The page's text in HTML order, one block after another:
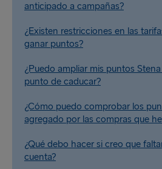
anticipado a campañas?
¿Existen restricciones en las
ganar puntos?
¿Puedo ampliar mis puntos
punto de caducar?
¿Cómo puedo comprobar los
agregado por las compras que
¿Qué debo hacer si creo que
cuenta?